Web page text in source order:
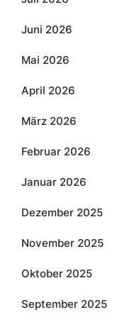
Juni 2026
Mai 2026
April 2026
März 2026
Februar 2026
Januar 2026
Dezember 2025
November 2025
Oktober 2025
September 2025